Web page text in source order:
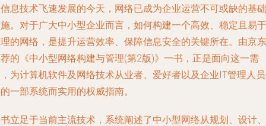
息技术飞速发展的今天，网络已成为企业运营不可或缺的基础
。对于广大中小型企业而言，如何构建一个高效、稳定且易于
的网络，是提升运营效率、保障信息安全的关键所在。由京东
的《中小型网络构建与管理(第2版)》一书，正是面向这一需
为计算机软件及网络技术从业者、爱好者以及企业IT管理人
一部系统而实用的权威指南。
立足于当前主流技术，系统阐述了中小型网络从规划、设计、